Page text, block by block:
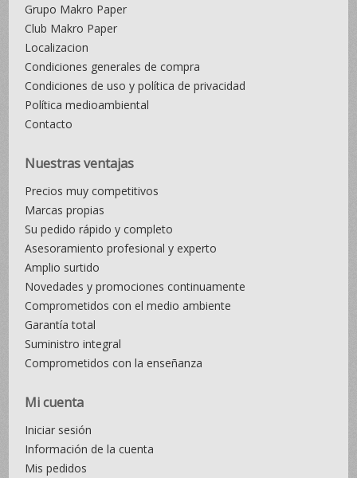
Grupo Makro Paper
Club Makro Paper
Localizacion
Condiciones generales de compra
Condiciones de uso y política de privacidad
Política medioambiental
Contacto
Nuestras ventajas
Precios muy competitivos
Marcas propias
Su pedido rápido y completo
Asesoramiento profesional y experto
Amplio surtido
Novedades y promociones continuamente
Comprometidos con el medio ambiente
Garantía total
Suministro integral
Comprometidos con la enseñanza
Mi cuenta
Iniciar sesión
Información de la cuenta
Mis pedidos